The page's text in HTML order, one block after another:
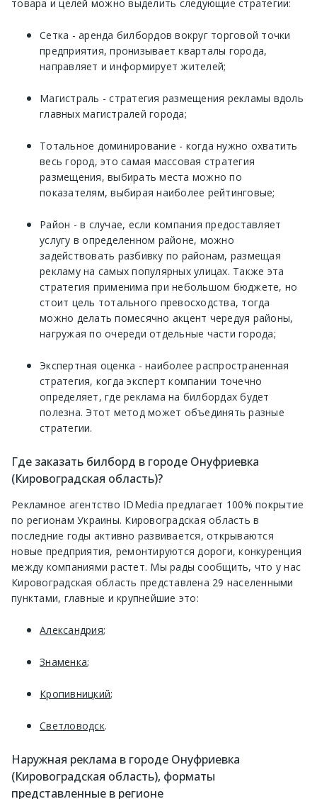
товара и целей можно выделить следующие стратегии:
Сетка - аренда билбордов вокруг торговой точки
предприятия, пронизывает кварталы города,
направляет и информирует жителей;
Магистраль - стратегия размещения рекламы вдоль
главных магистралей города;
Тотальное доминирование - когда нужно охватить
весь город, это самая массовая стратегия
размещения, выбирать места можно по
показателям, выбирая наиболее рейтинговые;
Район - в случае, если компания предоставляет
услугу в определенном районе, можно
задействовать разбивку по районам, размещая
рекламу на самых популярных улицах. Также эта
стратегия применима при небольшом бюджете, но
стоит цель тотального превосходства, тогда
можно делать помесячно акцент чередуя районы,
нагружая по очереди отдельные части города;
Экспертная оценка - наиболее распространенная
стратегия, когда эксперт компании точечно
определяет, где реклама на билбордах будет
полезна. Этот метод может объединять разные
стратегии.
Где заказать билборд в городе Онуфриевка
(Кировоградская область)?
Рекламное агентство IDMedia предлагает 100% покрытие
по регионам Украины. Кировоградская область в
последние годы активно развивается, открываются
новые предприятия, ремонтируются дороги, конкуренция
между компаниями растет. Мы рады сообщить, что у нас
Кировоградская область представлена 29 населенными
пунктами, главные и крупнейшие это:
Александрия;
Знаменка;
Кропивницкий;
Светловодск.
Наружная реклама в городе Онуфриевка
(Кировоградская область), форматы
представленные в регионе